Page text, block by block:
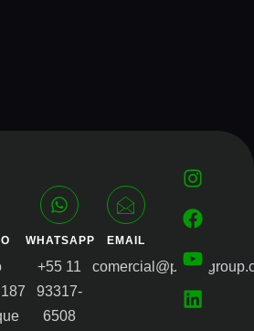
WHATSAPP
+55 11
93317-
6508
EMAIL